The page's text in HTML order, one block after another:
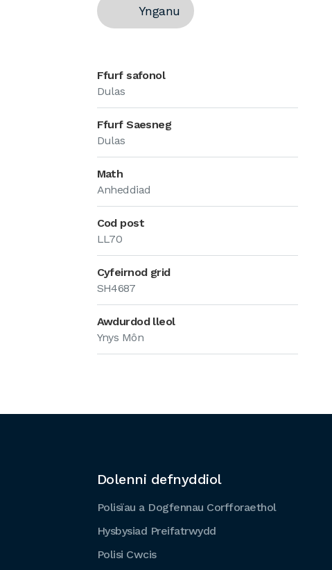
Ynganu
Ffurf safonol
Dulas
Ffurf Saesneg
Dulas
Math
Anheddiad
Cod post
LL70
Cyfeirnod grid
SH4687
Awdurdod lleol
Ynys Môn
Dolenni defnyddiol
Polisïau a Dogfennau Corfforaethol
Hysbysiad Preifatrwydd
Polisi Cwcis